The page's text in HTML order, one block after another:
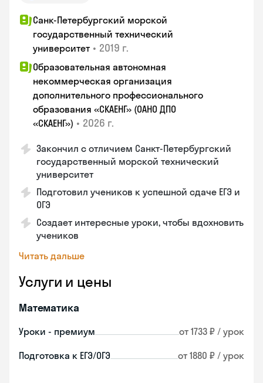
Санк-Петербургский морской
государственный технический
университет • 2019 г.
Образовательная автономная
некоммерческая организация
дополнительного профессионального
образования «СКАЕНГ» (ОАНО ДПО
«СКАЕНГ») • 2026 г.
Закончил с отличием Санкт-Петербургский
государственный морской технический
университет
Подготовил учеников к успешной сдаче ЕГЭ и
ОГЭ
Создает интересные уроки, чтобы вдохновить
учеников
Читать дальше
Услуги и цены
Математика
Уроки - премиум от 1733 ₽ / урок
Подготовка к ЕГЭ/ОГЭ от 1880 ₽ / урок